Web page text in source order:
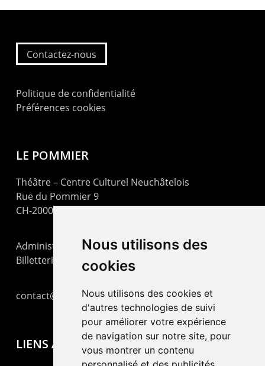
Nous utilisons des
cookies
Nous utilisons des cookies et
d'autres technologies de suivi
pour améliorer votre expérience
de navigation sur notre site, pour
vous montrer un contenu
Contactez-nous
Politique de confidentialité
Préférences cookies
LE POMMIER
Théâtre – Centre Culturel Neuchâtelois
Rue du Pommier 9
CH-2000 Neuchâtel
Administration : +41 32 725 03 03
Billetterie : +41 32 725 05 05
contact@lepommier.ch
LIENS AMIS